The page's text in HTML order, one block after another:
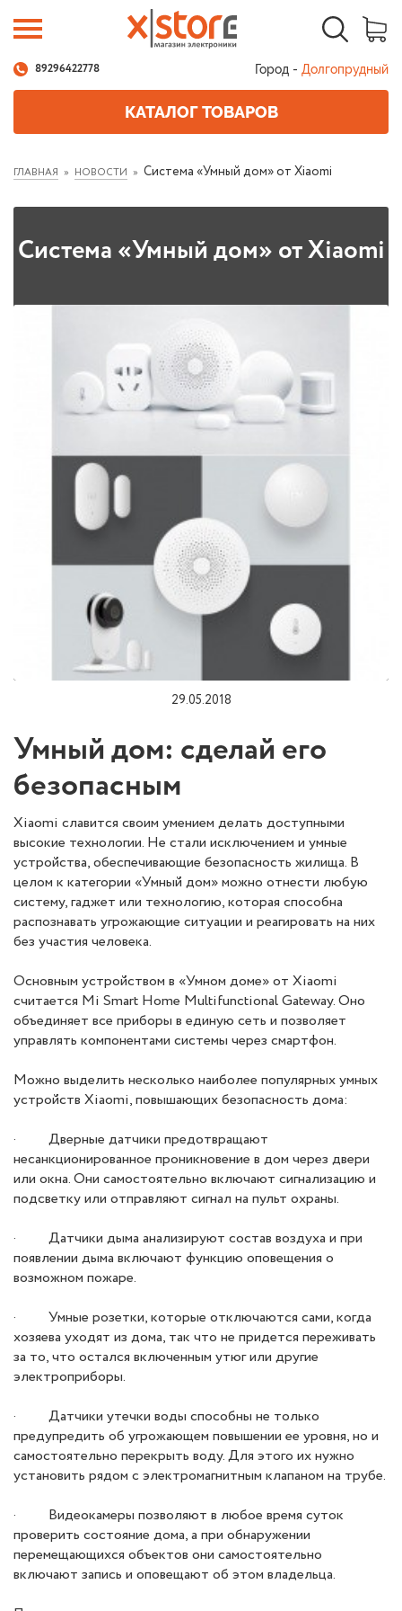
89296422778 Город - Долгопрудный
КАТАЛОГ ТОВАРОВ
ГЛАВНАЯ НОВОСТИ Система «Умный дом» от Xiaomi
Система «Умный дом» от Xiaomi
29.05.2018
Умный дом: сделай его
безопасным
Xiaomi славится своим умением делать доступными
высокие технологии. Не стали исключением и умные
устройства, обеспечивающие безопасность жилища. В
целом к категории «Умный дом» можно отнести любую
систему, гаджет или технологию, которая способна
распознавать угрожающие ситуации и реагировать на них
без участия человека.
Основным устройством в «Умном доме» от Xiaomi
считается Mi Smart Home Multifunctional Gateway. Оно
объединяет все приборы в единую сеть и позволяет
управлять компонентами системы через смартфон.
Можно выделить несколько наиболее популярных умных
устройств Xiaomi, повышающих безопасность дома:
· Дверные датчики предотвращают
несанкционированное проникновение в дом через двери
или окна. Они самостоятельно включают сигнализацию и
подсветку или отправляют сигнал на пульт охраны.
· Датчики дыма анализируют состав воздуха и при
появлении дыма включают функцию оповещения о
возможном пожаре.
· Умные розетки, которые отключаются сами, когда
хозяева уходят из дома, так что не придется переживать
за то, что остался включенным утюг или другие
электроприборы.
· Датчики утечки воды способны не только
предупредить об угрожающем повышении ее уровня, но и
самостоятельно перекрыть воду. Для этого их нужно
установить рядом с электромагнитным клапаном на трубе.
· Видеокамеры позволяют в любое время суток
проверить состояние дома, а при обнаружении
перемещающихся объектов они самостоятельно
включают запись и оповещают об этом владельца.